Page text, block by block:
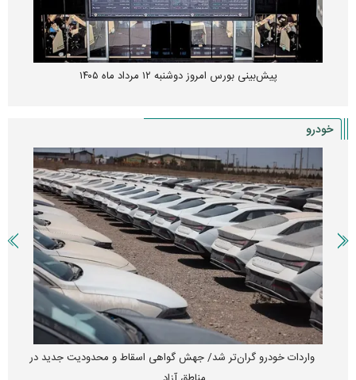
پیش‌بینی بورس امروز دوشنبه ۱۲ مرداد ماه ۱۴۰۵
خودرو
واردات خودرو گران‌تر شد/ جهش گواهی اسقاط و محدودیت جدید در